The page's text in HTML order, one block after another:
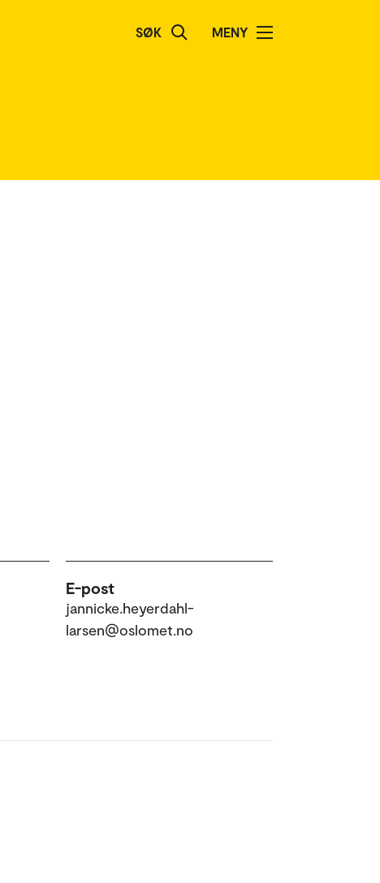
SØK MENY
E-post
jannicke.heyerdahl-
larsen@oslomet.no